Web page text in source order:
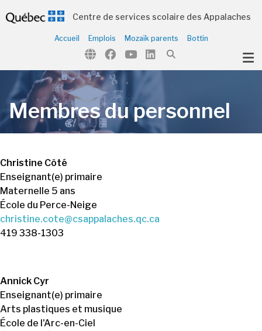
(Notre école )
Centre de services scolaire des Appalaches
Accueil Emplois Mozaïk parents Bottin
Membres du personnel
Christine Côté
Enseignant(e) primaire
Maternelle 5 ans
École du Perce-Neige
christine.cote@csappalaches.qc.ca
419 338-1303
Annick Cyr
Enseignant(e) primaire
Arts plastiques et musique
École de l'Arc-en-Ciel